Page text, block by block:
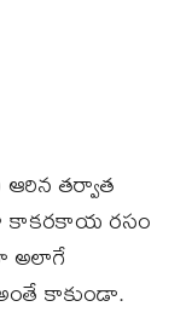
ఆరిన తర్వాత
కాకరకాయ రసం
అలాగే
కాకుండా.